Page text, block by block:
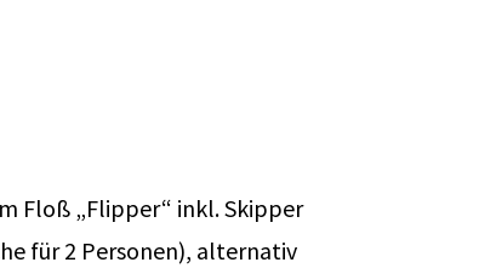
Floß „Flipper“ inkl. Skipper
für 2 Personen), alternativ